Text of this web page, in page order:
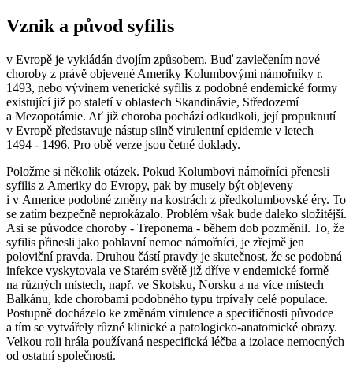
Vznik a původ syfilis
v Evropě je vykládán dvojím způsobem. Buď zavlečením nové
choroby z právě objevené Ameriky Kolumbovými námořníky r.
1493, nebo vývinem venerické syfilis z podobné endemické formy
existující již po staletí v oblastech Skandinávie, Středozemí
a Mezopotámie. Ať již choroba pochází odkudkoli, její propuknutí
v Evropě představuje nástup silně virulentní epidemie v letech
1494 - 1496. Pro obě verze jsou četné doklady.
Položme si několik otázek. Pokud Kolumbovi námořníci přenesli
syfilis z Ameriky do Evropy, pak by musely být objeveny
i v Americe podobné změny na kostrách z předkolumbovské éry. To
se zatím bezpečně neprokázalo. Problém však bude daleko složitější.
Asi se původce choroby - Treponema - během dob pozměnil. To, že
syfilis přinesli jako pohlavní nemoc námořníci, je zřejmě jen
poloviční pravda. Druhou částí pravdy je skutečnost, že se podobná
infekce vyskytovala ve Starém světě již dříve v endemické formě
na různých místech, např. ve Skotsku, Norsku a na více místech
Balkánu, kde chorobami podobného typu trpívaly celé populace.
Postupně docházelo ke změnám virulence a specifičnosti původce
a tím se vytvářely různé klinické a patologicko-anatomické obrazy.
Velkou roli hrála používaná nespecifická léčba a izolace nemocných
od ostatní společnosti.